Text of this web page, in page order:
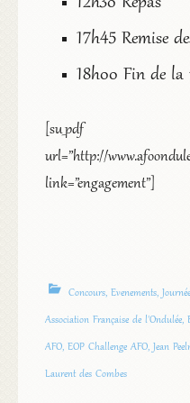
17h45 Remise
18h00 Fin de
[su_pdf
url=”http://
link=”engagement”]
Concours, Evenements,
Association Française de l'Ondulée,
AFO, EOP Challenge AFO, Jean
Laurent des Combes